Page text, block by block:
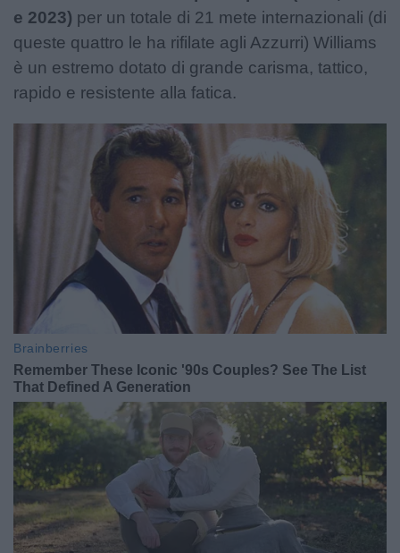
e 2023) per un totale di 21 mete internazionali (di
queste quattro le ha rifilate agli Azzurri) Williams
è un estremo dotato di grande carisma, tattico,
rapido e resistente alla fatica.